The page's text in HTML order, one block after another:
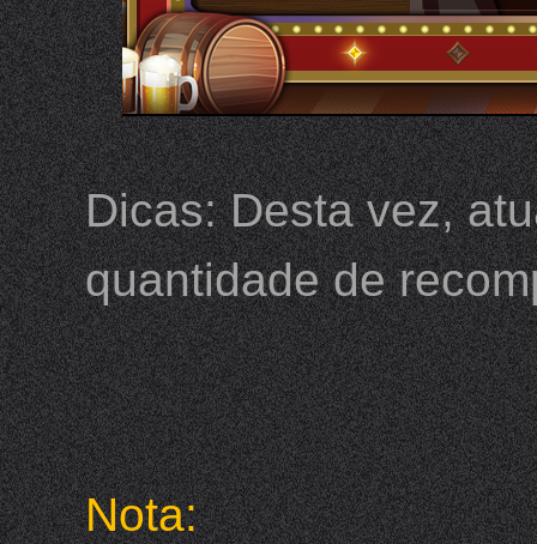
Dicas: Desta vez,
quantidade de
Nota: